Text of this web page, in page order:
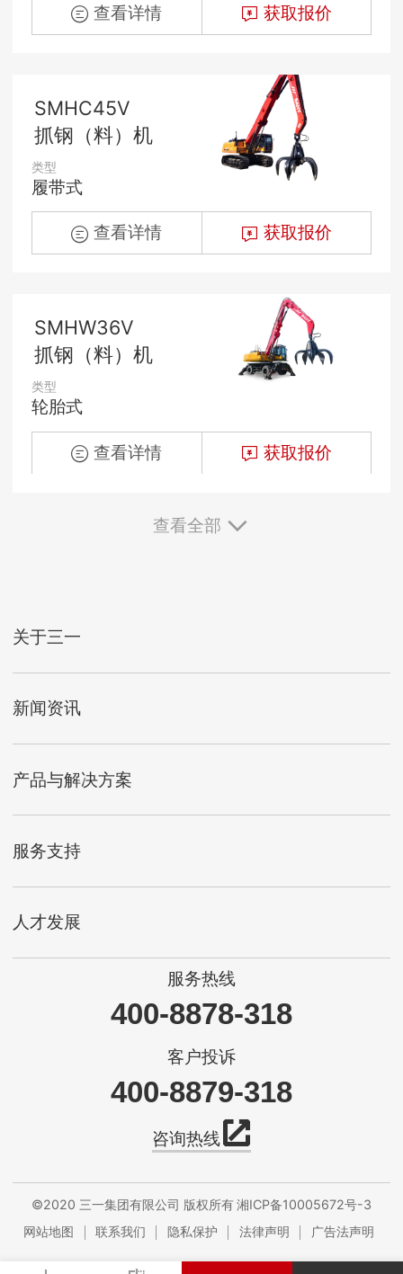
查看详情 获取报价
SMHC45V
抓钢（料）机
类型
履带式
查看详情 获取报价
SMHW36V
抓钢（料）机
类型
轮胎式
查看详情 获取报价
查看全部
关于三一
新闻资讯
产品与解决方案
服务支持
人才发展
服务热线
400-8878-318
客户投诉
400-8879-318
咨询热线
©2020 三一集团有限公司 版权所有湘ICP备10005672号-3
网站地图
联系我们 隐私保护 法律声明 广告法声明